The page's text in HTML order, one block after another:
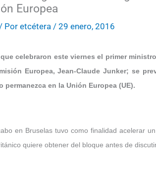
Europea
/ Por etcétera / 29 enero, 2016
celebraron este viernes el primer
Europea, Jean-Claude Junker; se
permanezca en la Unión Europea (UE).
en Bruselas tuvo como finalidad acelerar
quiere obtener del bloque antes de